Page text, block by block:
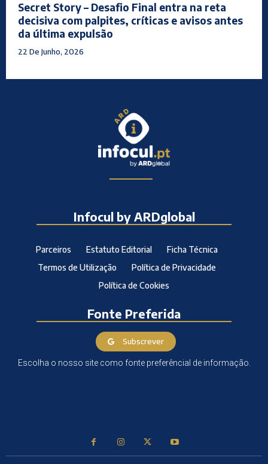
Secret Story – Desafio Final entra na reta
decisiva com palpites, críticas e avisos antes
da última expulsão
22 De Junho, 2026
Infocul by ARDglobal
Parceiros Estatuto Editorial
Ficha Técnica
Termos de Utilização
Política de Privacidade
Política de Cookies
Fonte Preferida
Subscrever
Escolha o nosso site como fonte preferêncial de informação.